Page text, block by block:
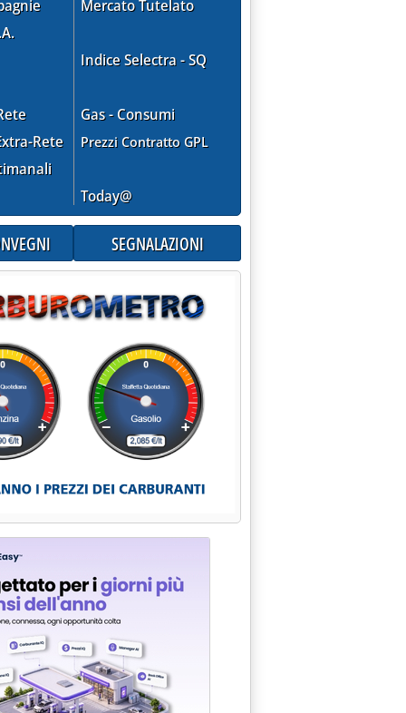
Rete
Mercato Tutelato
Indice Selectra - SQ
Gas - Consumi
Prezzi Contratto GPL
Today@
SEGNALAZIONI